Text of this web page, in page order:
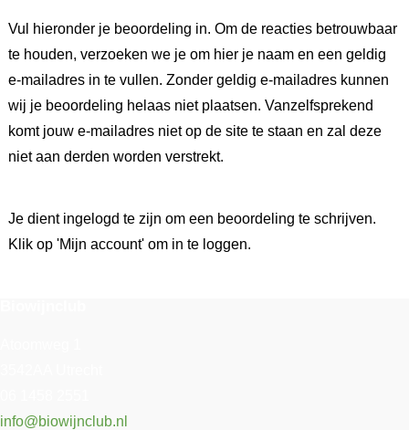
Vul hieronder je beoordeling in. Om de reacties betrouwbaar
te houden, verzoeken we je om hier je naam en een geldig
e-mailadres in te vullen. Zonder geldig e-mailadres kunnen
wij je beoordeling helaas niet plaatsen. Vanzelfsprekend
komt jouw e-mailadres niet op de site te staan en zal deze
niet aan derden worden verstrekt.
Je dient ingelogd te zijn om een beoordeling te schrijven.
Klik op 'Mijn account' om in te loggen.
info@biowijnclub.nl